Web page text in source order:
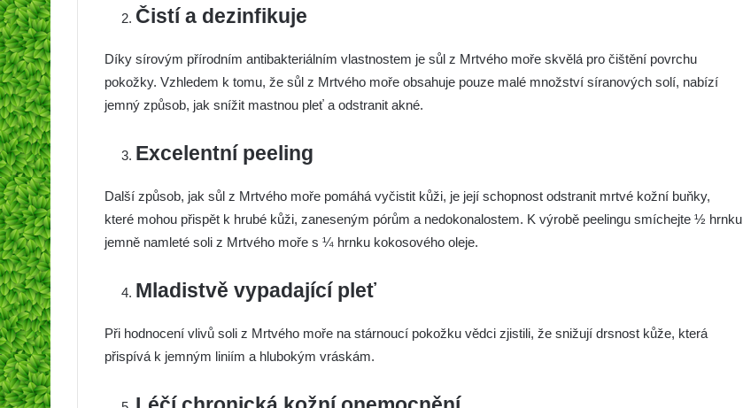
Čistí a dezinfikuje
Díky sírovým přírodním antibakteriálním vlastnostem je sůl z Mrtvého moře skvělá pro čištění povrchu
pokožky. Vzhledem k tomu, že sůl z Mrtvého moře obsahuje pouze malé množství síranových solí, nabízí
jemný způsob, jak snížit mastnou pleť a odstranit akné.
Excelentní peeling
Další způsob, jak sůl z Mrtvého moře pomáhá vyčistit kůži, je její schopnost odstranit mrtvé kožní buňky,
které mohou přispět k hrubé kůži, zaneseným pórům a nedokonalostem. K výrobě peelingu smíchejte ½ hrnku
jemně namleté soli z Mrtvého moře s ¼ hrnku kokosového oleje.
Mladistvě vypadající pleť
Při hodnocení vlivů soli z Mrtvého moře na stárnoucí pokožku vědci zjistili, že snižují drsnost kůže, která
přispívá k jemným liniím a hlubokým vráskám.